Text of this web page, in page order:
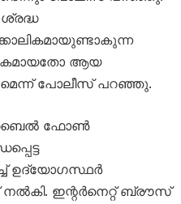
ആയ
പോലീസ് പറഞ്ഞു.
ഫോൺ
ഉദ്യോഗസ്ഥർ
നൽകി. ഇന്റർനെറ്റ് ബ്രൗസ്